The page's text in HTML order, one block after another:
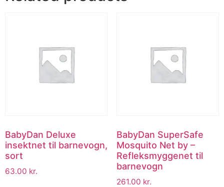
BabyDan Deluxe
insektnet til barnevogn,
sort
63.00 kr.
BabyDan SuperSafe
Mosquito Net by –
Refleksmyggenet til
barnevogn
261.00 kr.